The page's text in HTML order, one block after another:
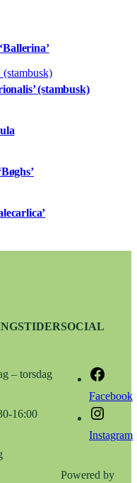
(stambusk)
– torsdag
16:00
SOCIAL
Facebook
Instagram
Powered by